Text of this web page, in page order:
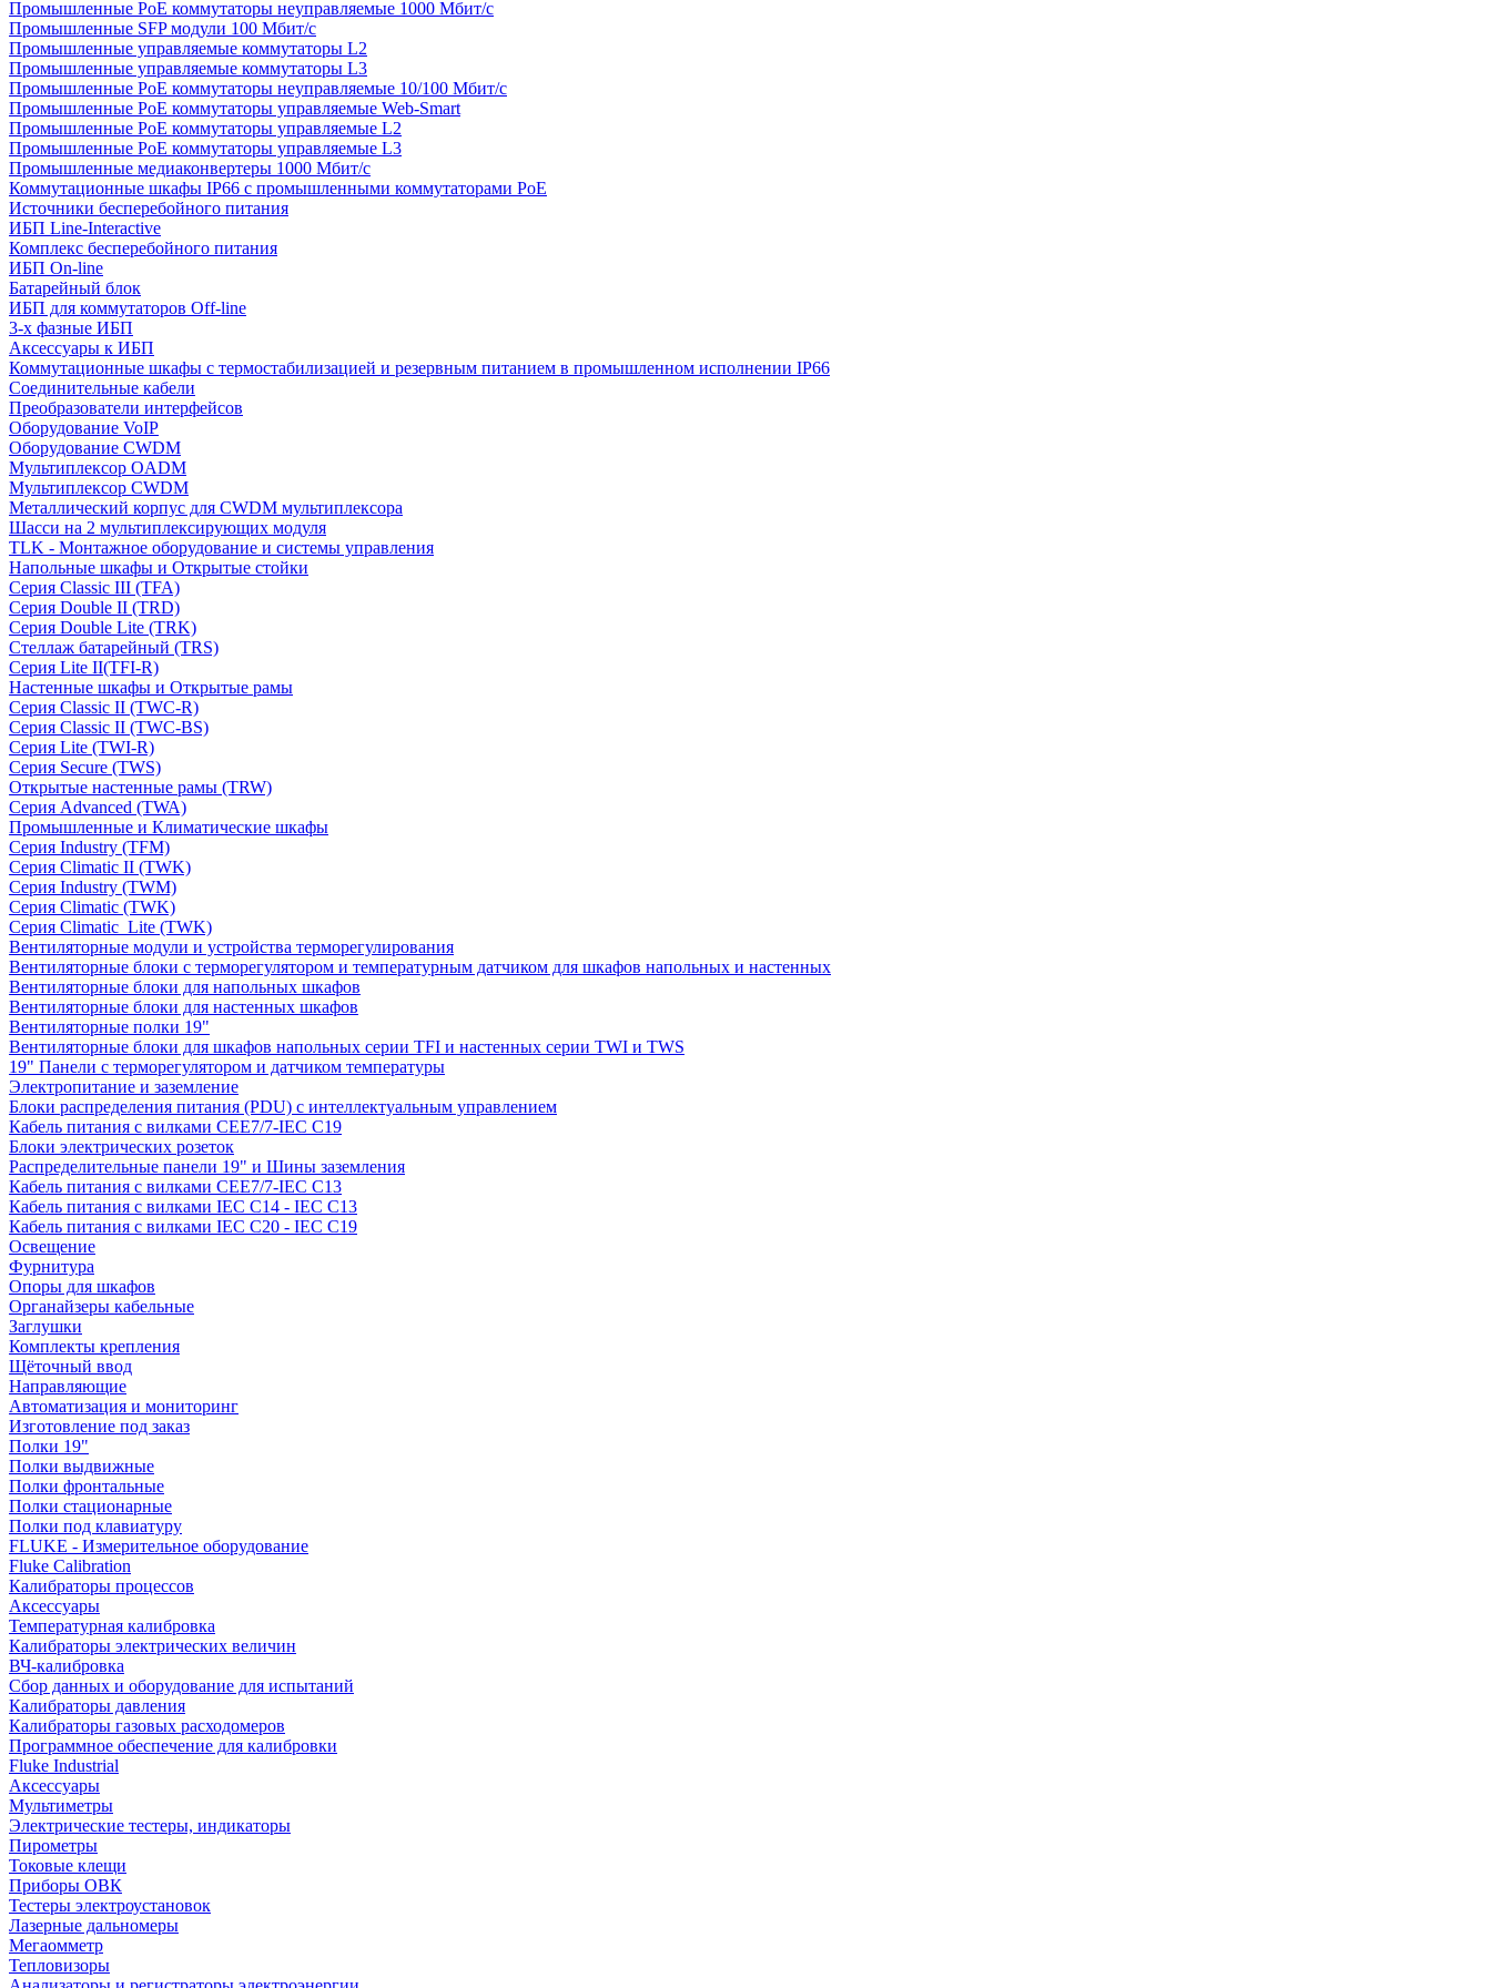
Промышленные PoE коммутаторы неуправляемые 1000 Мбит/с
Промышленные SFP модули 100 Мбит/c
Промышленные управляемые коммутаторы L2
Промышленные управляемые коммутаторы L3
Промышленные PoE коммутаторы неуправляемые 10/100 Мбит/с
Промышленные PoE коммутаторы управляемые Web-Smart
Промышленные PoE коммутаторы управляемые L2
Промышленные PoE коммутаторы управляемые L3
Промышленные медиаконвертеры 1000 Мбит/с
Коммутационные шкафы IP66 c промышленными коммутаторами PoE
Источники бесперебойного питания
ИБП Line-Interactive
Комплекс бесперебойного питания
ИБП On-line
Батарейный блок
ИБП для коммутаторов Off-line
3-х фазные ИБП
Аксессуары к ИБП
Коммутационные шкафы с термостабилизацией и резервным питанием в промышленном исполнении IP66
Соединительные кабели
Преобразователи интерфейсов
Оборудование VoIP
Оборудование CWDM
Мультиплекcор OADM
Мультиплексор CWDM
Металлический корпус для CWDM мультиплексора
Шасси на 2 мультиплексирующих модуля
TLK - Монтажное оборудование и системы управления
Напольные шкафы и Открытые стойки
Серия Classic III (TFA)
Серия Double II (TRD)
Серия Double Lite (TRK)
Стеллаж батарейный (TRS)
Серия Lite II(TFI-R)
Настенные шкафы и Открытые рамы
Серия Classic II (TWC-R)
Серия Classic II (TWC-BS)
Серия Lite (TWI-R)
Серия Secure (TWS)
Открытые настенные рамы (TRW)
Серия Advanced (TWA)
Промышленные и Климатические шкафы
Серия Industry (TFM)
Серия Climatic II (TWK)
Серия Industry (TWM)
Серия Climatic (TWK)
Серия Climatic_Lite (TWK)
Вентиляторные модули и устройства терморегулирования
Вентиляторные блоки с терморегулятором и температурным датчиком для шкафов напольных и настенных
Вентиляторные блоки для напольных шкафов
Вентиляторные блоки для настенных шкафов
Вентиляторные полки 19"
Вентиляторные блоки для шкафов напольных серии TFI и настенных серии TWI и TWS
19" Панели с терморегулятором и датчиком температуры
Электропитание и заземление
Блоки распределения питания (PDU) с интеллектуальным управлением
Кабель питания с вилками CEE7/7-IEC C19
Блоки электрических розеток
Распределительные панели 19" и Шины заземления
Кабель питания с вилками CEE7/7-IEC C13
Кабель питания с вилками IEC C14 - IEC C13
Кабель питания с вилками IEC C20 - IEC C19
Освещение
Фурнитура
Опоры для шкафов
Органайзеры кабельные
Заглушки
Комплекты крепления
Щёточный ввод
Направляющие
Автоматизация и мониторинг
Изготовление под заказ
Полки 19"
Полки выдвижные
Полки фронтальные
Полки стационарные
Полки под клавиатуру
FLUKE - Измерительное оборудование
Fluke Calibration
Калибраторы процессов
Аксессуары
Температурная калибровка
Калибраторы электрических величин
ВЧ-калибровка
Сбор данных и оборудование для испытаний
Калибраторы давления
Калибраторы газовых расходомеров
Программное обеспечение для калибровки
Fluke Industrial
Аксессуары
Мультиметры
Электрические тестеры, индикаторы
Пирометры
Токовые клещи
Приборы ОВК
Тестеры электроустановок
Лазерные дальномеры
Мегаомметр
Тепловизоры